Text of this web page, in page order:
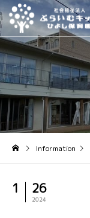
Information
1 26
2024